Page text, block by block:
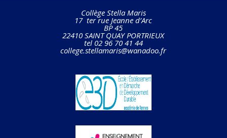
Collège Stella Maris
17 ter rue Jeanne d’Arc
BP 45
22410 SAINT QUAY PORTRIEUX
tel 02 96 70 41 44
college.stellamaris@wanadoo.fr